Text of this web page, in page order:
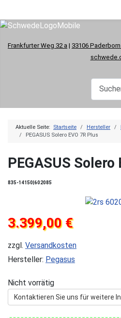
Frankfurter Weg 32 a | 33106 Paderborn
Aktuelle Seite: Startseite Hersteller
PEGASUS Solero EVO 7R Plus
PEGASUS Solero
835-14150|602085
3.399,00 €
zzgl. Versandkosten
Hersteller: Pegasus
Nicht vorrätig
Kontaktieren Sie uns für weitere